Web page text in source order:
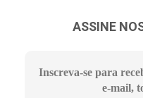
ASSINE
Inscreva-se para
e-mail,